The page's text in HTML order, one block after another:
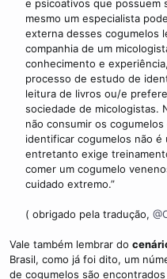
e psicoativos que possuem
mesmo um especialista
externa desses cogumelos
companhia de um
conhecimento e
processo de estudo de
leitura de livros ou/e
sociedade de micologistas.
não consumir os
identificar cogumelos não é
entretanto exige
comer um cogumelo
cuidado extremo.”​
( obrigado pela tradução,
Vale também lembrar do
Brasil, como já foi dito, um
de cogumelos são encontrados